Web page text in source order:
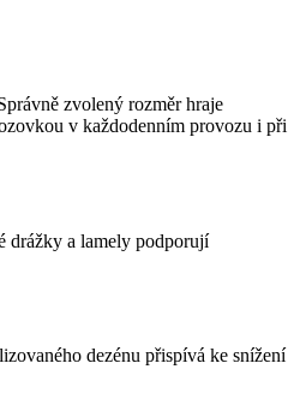
zvolený rozměr hraje
v každodenním provozu i při
drážky a lamely podporují
dezénu přispívá ke snížení